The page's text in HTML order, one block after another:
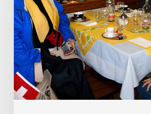
un
«fiel
pastor»
paseando
por
los